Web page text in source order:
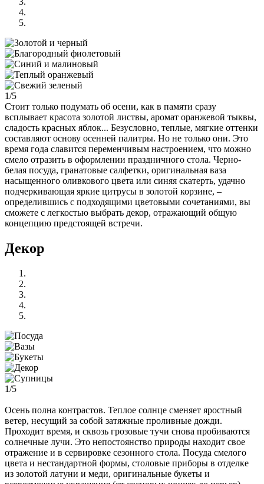
1/5
Стоит только подумать об осени, как в памяти сразу
всплывает красота золотой листвы, аромат оранжевой тыквы,
сладость красных яблок... Безусловно, теплые, мягкие оттенки
составляют основу осенней палитры. Но не только они. Это
время года славится переменчивым настроением, что можно
смело отразить в оформлении праздничного стола. Черно-
белая посуда, гранатовые салфетки, оригинальная ваза
насыщенного оливкового цвета или синяя скатерть, удачно
подчеркивающая яркие цитрусы в золотой корзине, –
определившись с подходящими цветовыми сочетаниями, вы
сможете с легкостью выбрать декор, отражающий общую
концепцию предстоящей встречи.
Декор
1/5
Осень полна контрастов. Теплое солнце сменяет яростный
ветер, несущий за собой затяжные проливные дожди.
Проходит время, и сквозь грозовые тучи снова пробиваются
солнечные лучи. Это непостоянство природы находит свое
отражение и в сервировке сезонного стола. Посуда смелого
цвета и нестандартной формы, столовые приборы в отделке
из золотой латуни и меди, оригинальные букеты и